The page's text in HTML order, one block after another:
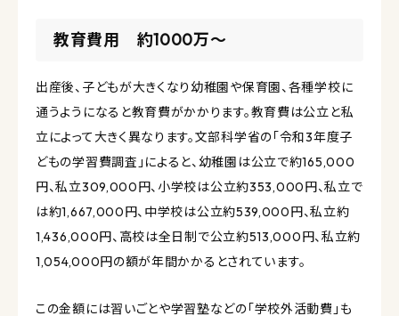
教育費用 約1000万〜
出産後、子どもが大きくなり幼稚園や保育園、各種学校に
通うようになると教育費がかかります。教育費は公立と私
立によって大きく異なります。文部科学省の「令和3年度子
どもの学習費調査」によると、幼稚園は公立で約165,000
円、私立309,000円、小学校は公立約353,000円、私立で
は約1,667,000円、中学校は公立約539,000円、私立約
1,436,000円、高校は全日制で公立約513,000円、私立約
1,054,000円の額が年間かかるとされています。
この金額には習いごとや学習塾などの「学校外活動費」も